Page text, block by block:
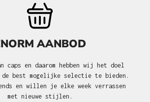
AANBOD
caps en daarom hebben wij het doel
de best mogelijke selectie te bieden.
en willen je elke week verrassen
met nieuwe stijlen.